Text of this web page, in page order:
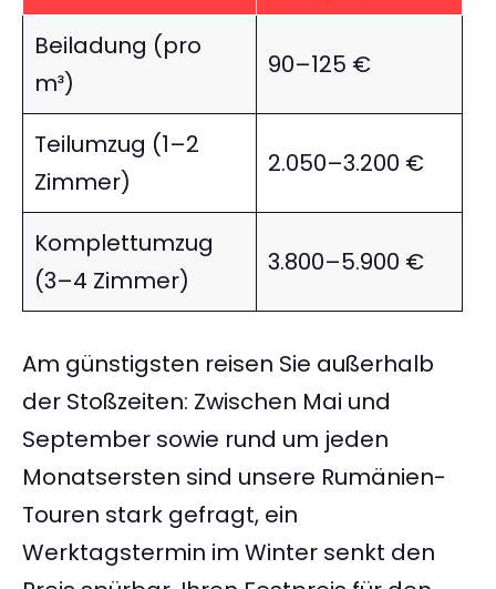
Beiladung (pro
m³)
90–125 €
Teilumzug (1–2
Zimmer)
2.050–3.200 €
Komplettumzug
(3–4 Zimmer)
3.800–5.900 €
Am günstigsten reisen Sie außerhalb
der Stoßzeiten: Zwischen Mai und
September sowie rund um jeden
Monatsersten sind unsere Rumänien-
Touren stark gefragt, ein
Werktagstermin im Winter senkt den